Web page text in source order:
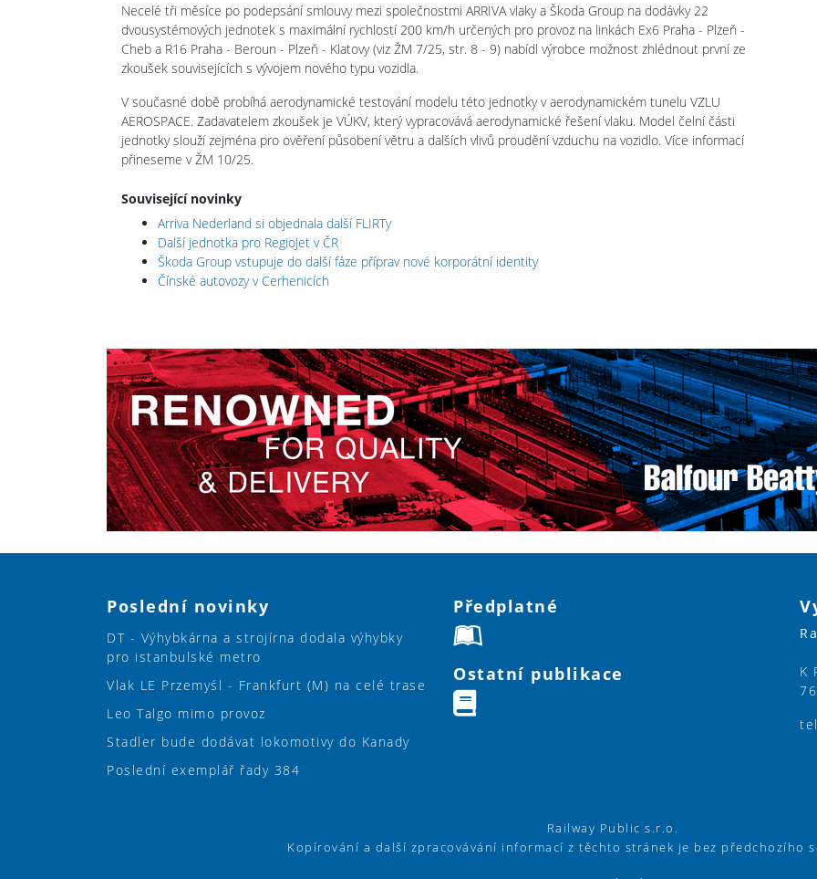
Necelé tři měsíce po podepsání smlouvy mezi společnostmi ARRIVA vlaky a Škoda Group na dodávky 22
dvousystémových jednotek s maximální rychlostí 200 km/h určených pro provoz na linkách Ex6 Praha - Plzeň -
Cheb a R16 Praha - Beroun - Plzeň - Klatovy (viz ŽM 7/25, str. 8 - 9) nabídl výrobce možnost zhlédnout první ze
zkoušek souvisejících s vývojem nového typu vozidla.
V současné době probíhá aerodynamické testování modelu této jednotky v aerodynamickém tunelu VZLU
AEROSPACE. Zadavatelem zkoušek je VÚKV, který vypracovává aerodynamické řešení vlaku. Model čelní části
jednotky slouží zejména pro ověření působení větru a dalších vlivů proudění vzduchu na vozidlo. Více informací
přineseme v ŽM 10/25.
Související novinky
Arriva Nederland si objednala další FLIRTy
Další jednotka pro RegioJet v ČR
Škoda Group vstupuje do další fáze příprav nové korporátní identity
Čínské autovozy v Cerhenicích
Poslední novinky
DT - Výhybkárna a strojírna dodala výhybky
pro istanbulské metro
Vlak LE Przemyśl - Frankfurt (M) na celé trase
Leo Talgo mimo provoz
Stadler bude dodávat lokomotivy do Kanady
Poslední exemplář řady 384
Předplatné
Ostatní publikace
K
Railway Public s.r.o.
Kopírování a další zpracovávání informací z těchto stránek je bez předchozího